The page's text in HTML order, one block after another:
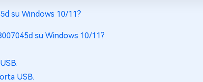
su Windows 10/11?
su Windows 10/11?
USB.